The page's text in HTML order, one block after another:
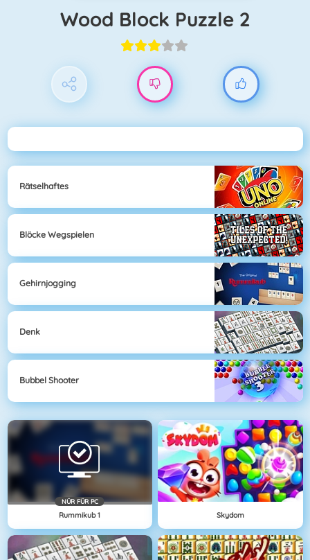
Wood Block Puzzle 2
Rätselhaftes
Blöcke Wegspielen
Gehirnjogging
Denk
Bubbel Shooter
NÜR FÜR PC
Rummikub 1 Skydom